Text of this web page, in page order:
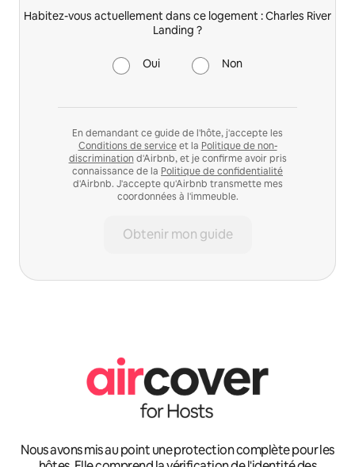
Habitez-vous actuellement dans ce logement : Charles River
Landing ?
Oui Non
En demandant ce guide de l'hôte, j'accepte les
Conditions de serviceet la Politique de non-
discrimination d'Airbnb, et je confirme avoir pris
connaissance de la Politique de confidentialité
d'Airbnb. J'accepte qu'Airbnb transmette mes
coordonnées à l'immeuble.
Obtenir mon guide
Nous avons mis au point une protection complète pour les